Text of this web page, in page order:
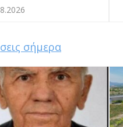
σήμερα